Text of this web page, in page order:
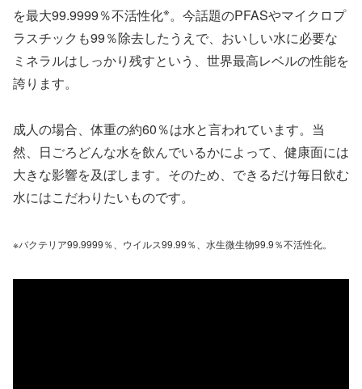
を最大99.9999％不活性化※。今話題のPFASやマイクロプ
ラスチックも99％除去したうえで、おいしい水に必要な
ミネラルはしっかり残すという、世界最高レベルの性能を
誇ります。
成人の場合、体重の約60％は水と言われています。当
然、日ごろどんな水を飲んでいるかによって、健康面には
大きな影響を及ぼします。そのため、できるだけ毎日飲む
水にはこだわりたいものです。
※バクテリア99.9999％、ウイルス99.99％、水生微生物99.9％不活性化。